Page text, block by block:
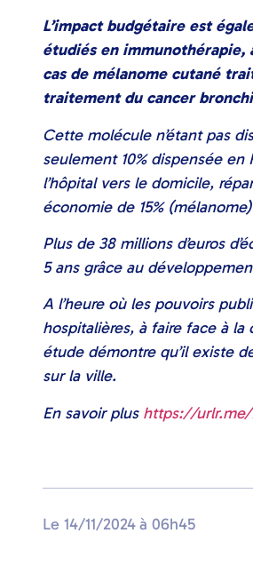
L’impact budgétaire est
étudiés en immunothérapie,
cas de mélanome cutané
traitement du cancer
Cette molécule n’étant pas
seulement 10% dispensée en
l’hôpital vers le domicile,
économie de 15%
Plus de 38 millions d’euros
5 ans grâce au
A l’heure où les pouvoirs
hospitalières, à faire face à
étude démontre qu’il existe
sur la ville.
En savoir plus https://urlr.me/
Le 14/11/2024à 06h45